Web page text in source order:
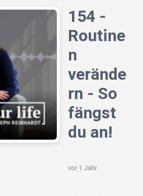
154 -
Routine
n
verände
rn - So
fängst
du an!
vor 1 Jahr